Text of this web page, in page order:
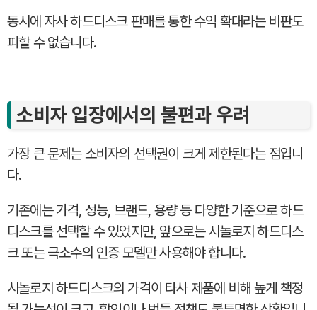
동시에 자사 하드디스크 판매를 통한 수익 확대라는 비판도
피할 수 없습니다.
소비자 입장에서의 불편과 우려
가장 큰 문제는 소비자의 선택권이 크게 제한된다는 점입니
다.
기존에는 가격, 성능, 브랜드, 용량 등 다양한 기준으로 하드
디스크를 선택할 수 있었지만, 앞으로는 시놀로지 하드디스
크 또는 극소수의 인증 모델만 사용해야 합니다.
시놀로지 하드디스크의 가격이 타사 제품에 비해 높게 책정